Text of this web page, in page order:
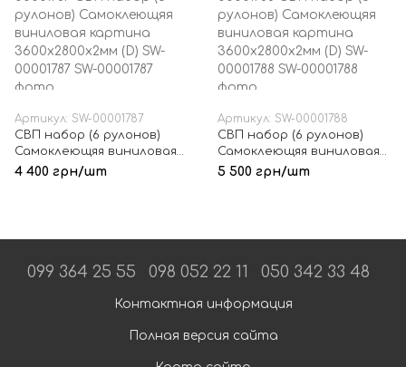
Артикул: SW-00001787
СВП набор (6 рулонов)
Самоклеющяя виниловая
картина 3600х2800х2мм
4 400 грн/шт
Артикул: SW-00001788
СВП набор (6 рулонов)
Самоклеющяя виниловая
картина 3600х2800х2мм
5 500 грн/шт
099 364 25 55 098 052 22 11 050 342 33 48
Контактная информация
Полная версия сайта